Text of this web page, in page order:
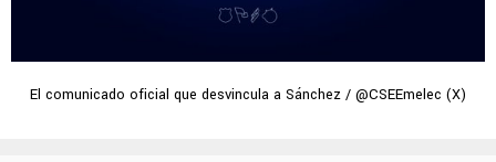
El comunicado oficial que desvincula a Sánchez / @CSEEmelec (X)